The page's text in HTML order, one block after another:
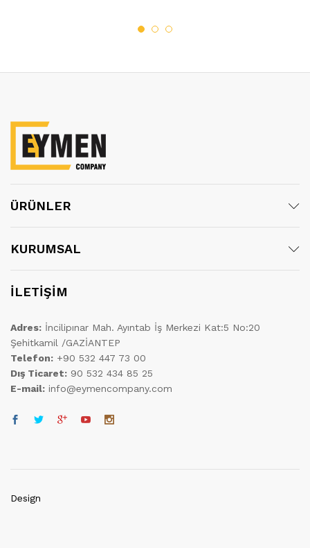
ÜRÜNLER
KURUMSAL
İLETİŞİM
Adres: İncilipınar Mah. Ayıntab İş Merkezi Kat:5 No:20
Şehitkamil /GAZİANTEP
Telefon: +90 532 447 73 00
Dış Ticaret: 90 532 434 85 25
E-mail: info@eymencompany.com
Design